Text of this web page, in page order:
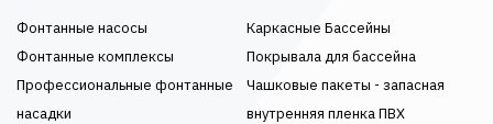
Фонтанные насосы
Фонтанные комплексы
Профессиональные фонтанные
насадки
Каркасные Бассейны
Покрывала для бассейна
Чашковые пакеты - запасная
внутренняя пленка ПВХ